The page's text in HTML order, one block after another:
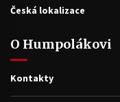
Česká lokalizace
O Humpolákovi
Kontakty